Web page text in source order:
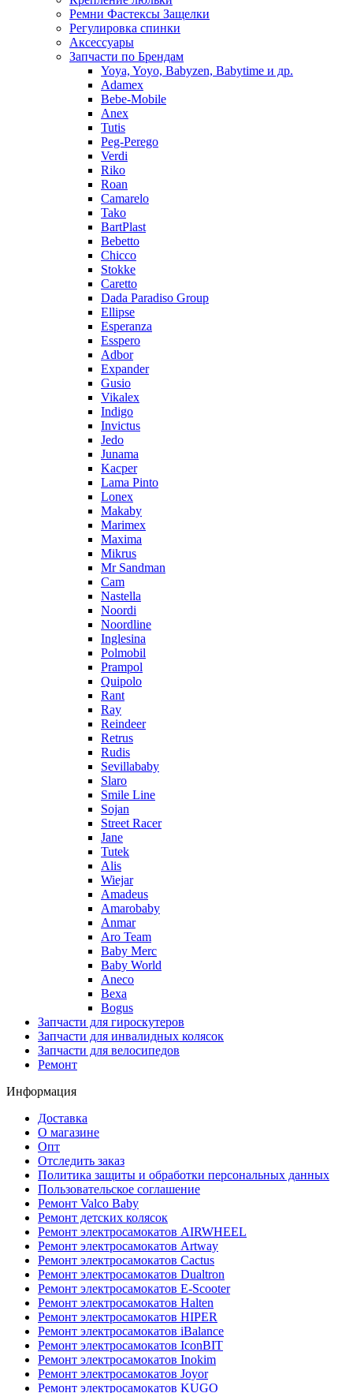
Ремни Фастексы Защелки
Регулировка спинки
Аксессуары
Запчасти по Брендам
Yoya, Yoyo, Babyzen, Babytime и др.
Adamex
Bebe-Mobile
Anex
Tutis
Peg-Perego
Verdi
Riko
Roan
Camarelo
Tako
BartPlast
Bebetto
Chicco
Stokke
Caretto
Dada Paradiso Group
Ellipse
Esperanza
Esspero
Adbor
Expander
Gusio
Vikalex
Indigo
Invictus
Jedo
Junama
Kacper
Lama Pinto
Lonex
Makaby
Marimex
Maxima
Mikrus
Mr Sandman
Cam
Nastella
Noordi
Noordline
Inglesina
Polmobil
Prampol
Quipolo
Rant
Ray
Reindeer
Retrus
Rudis
Sevillababy
Slaro
Smile Line
Sojan
Street Racer
Jane
Tutek
Alis
Wiejar
Amadeus
Amarobaby
Anmar
Aro Team
Baby Merc
Baby World
Aneco
Bexa
Bogus
Запчасти для гироскутеров
Запчасти для инвалидных колясок
Запчасти для велосипедов
Ремонт
Информация
Доставка
О магазине
Опт
Отследить заказ
Политика защиты и обработки персональных данных
Пользовательское соглашение
Ремонт Valco Baby
Ремонт детских колясок
Ремонт электросамокатов AIRWHEEL
Ремонт электросамокатов Artway
Ремонт электросамокатов Cactus
Ремонт электросамокатов Dualtron
Ремонт электросамокатов E-Scooter
Ремонт электросамокатов Halten
Ремонт электросамокатов HIPER
Ремонт электросамокатов iBalance
Ремонт электросамокатов IconBIT
Ремонт электросамокатов Inokim
Ремонт электросамокатов Joyor
Ремонт электросамокатов KUGO